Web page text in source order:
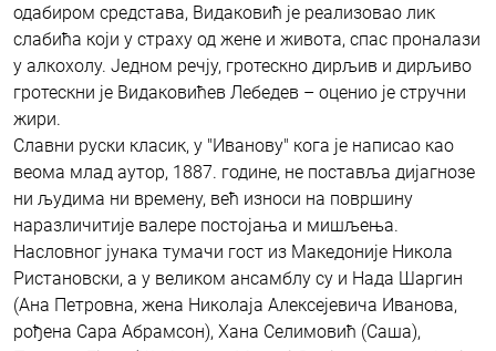
одабиром средстава, Видаковић је реализовао лик
слабића који у страху од жене и живота, спас проналази
у алкохолу. Једном речју, гротескно дирљив и дирљиво
гротескни је Видаковићев Лебедев – оценио је стручни
жири.
Славни руски класик, у "Иванову" кога је написао као
веома млад аутор, 1887. године, не поставља дијагнозе
ни људима ни времену, већ износи на површину
наразличитије валере постојања и мишљења.
Насловног јунака тумачи гост из Македоније Никола
Ристановски, а у великом ансамблу су и Нада Шаргин
(Ана Петровна, жена Николаја Алексејевича Иванова,
рођена Сара Абрамсон), Хана Селимовић (Саша),